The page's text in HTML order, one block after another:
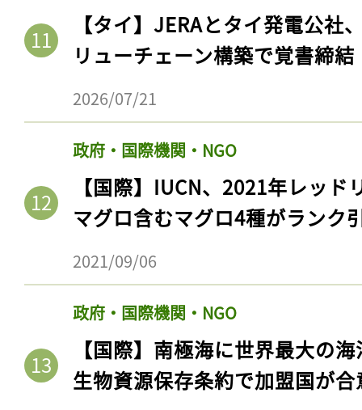
【タイ】JERAとタイ発電公社
リューチェーン構築で覚書締結
2026/07/21
政府・国際機関・NGO
【国際】IUCN、2021年レッ
マグロ含むマグロ4種がランク
2021/09/06
政府・国際機関・NGO
【国際】南極海に世界最大の
生物資源保存条約で加盟国が合
ログイン